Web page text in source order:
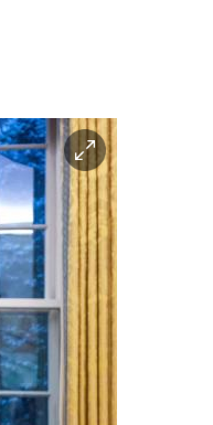
이
미
지
확
대